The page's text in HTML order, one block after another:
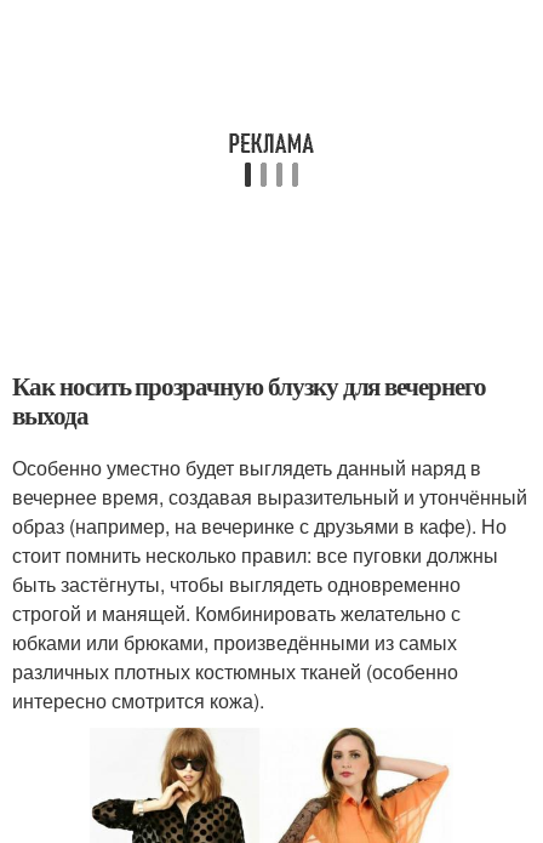
Как носить прозрачную блузку для вечернего
выхода
Особенно уместно будет выглядеть данный наряд в
вечернее время, создавая выразительный и утончённый
образ (например, на вечеринке с друзьями в кафе). Но
стоит помнить несколько правил: все пуговки должны
быть застёгнуты, чтобы выглядеть одновременно
строгой и манящей. Комбинировать желательно с
юбками или брюками, произведёнными из самых
различных плотных костюмных тканей (особенно
интересно смотрится кожа).